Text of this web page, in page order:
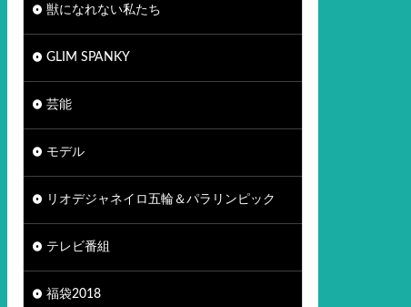
獣になれない私たち
GLIM SPANKY
芸能
モデル
リオデジャネイロ五輪＆パラリンピック
テレビ番組
福袋2018